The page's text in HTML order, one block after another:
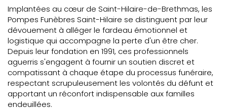
Implantées au cœur de Saint-Hilaire-de-Brethmas, les
Pompes Funèbres Saint-Hilaire se distinguent par leur
dévouement à alléger le fardeau émotionnel et
logistique qui accompagne la perte d'un être cher.
Depuis leur fondation en 1991, ces professionnels
aguerris s'engagent à fournir un soutien discret et
compatissant à chaque étape du processus funéraire,
respectant scrupuleusement les volontés du défunt et
apportant un réconfort indispensable aux familles
endeuillées.